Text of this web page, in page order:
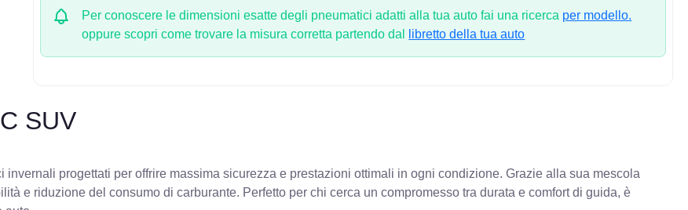
Per conoscere le dimensioni esatte degli pneumatici adatti alla tua auto fai una ricerca per modello.
oppure scopri come trovare la misura corretta partendo dal
libretto della tua auto
SUV
invernali progettati per offrire massima sicurezza e prestazioni ottimali in ogni condizione. Grazie alla sua mescola
e riduzione del consumo di carburante. Perfetto per chi cerca un compromesso tra durata e comfort di guida, è